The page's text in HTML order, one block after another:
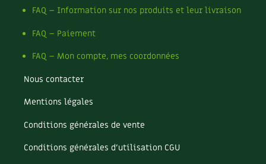
FAQ – Information sur nos produits et leur livraison
FAQ – Paiement
FAQ – Mon compte, mes coordonnées
Nous contacter
Mentions légales
Conditions générales de vente
Conditions générales d’utilisation CGU